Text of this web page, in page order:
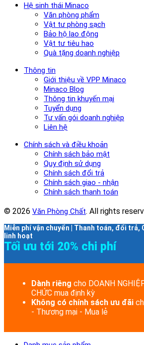
Hệ sinh thái Minaco
Văn phòng phẩm
Vật tư phòng sạch
Bảo hộ lao động
Vật tư tiêu hao
Quà tặng doanh nghiệp
Thông tin
Giới thiệu về VPP Minaco
Minaco Blog
Thông tin khuyến mại
Tuyển dụng
Tư vấn gói doanh nghiệp
Liên hệ
Chính sách và điều khoản
Chính sách bảo mật
Quy định sử dụng
Chính sách đổi trả
Chính sách giao - nhận
Chính sách thanh toán
© 2026 Văn Phòng Chất. All rights
Miễn phí vận chuyển | Thanh toán, đổi trả,
linh hoạt
Tối ưu tới 20% chi phí
Dành riêng cho DOANH
CHỨC mua định kỳ
Không có chính sách ưu đãi
- Thương mại - Mua lẻ